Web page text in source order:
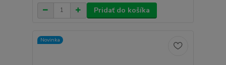
Pridať do košíka
Novinka